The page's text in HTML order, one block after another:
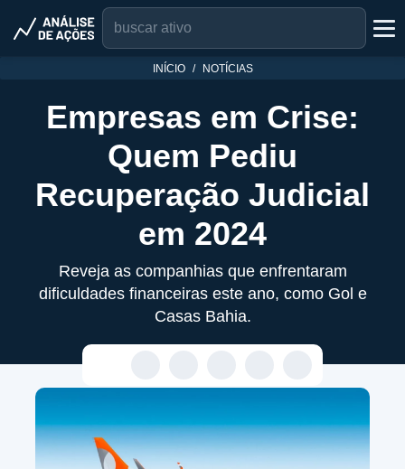
INÍCIO NOTÍCIAS
Empresas em Crise:
Quem Pediu
Recuperação Judicial
em 2024
Reveja as companhias que enfrentaram
dificuldades financeiras este ano, como Gol e
Casas Bahia.